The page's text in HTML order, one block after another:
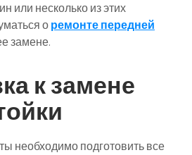
или несколько из этих
оремонте передней
замене.
к замене
необходимо подготовить все